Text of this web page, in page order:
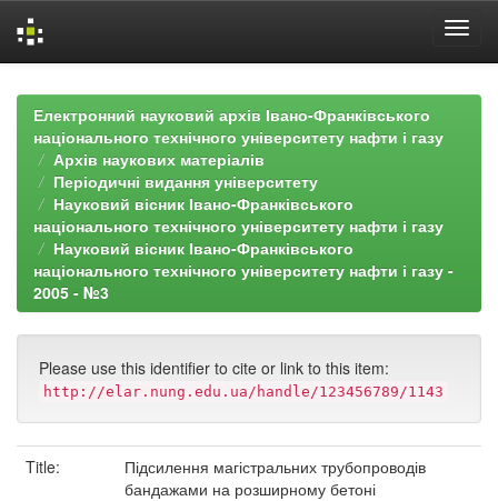
navigationЕлектронний науковий архів Івано-Франківського
національного технічного університету нафти і газу
Архів наукових матеріалів
Періодичні видання університету
Науковий вісник Івано-Франківського
національного технічного університету нафти і газу
Науковий вісник Івано-Франківського
національного технічного університету нафти і газу -
2005 - №3
Please use this identifier to cite or link to this item:
http://elar.nung.edu.ua/handle/123456789/1143
Title:
Підсилення магістральних трубопроводів
бандажами на розширному бетоні